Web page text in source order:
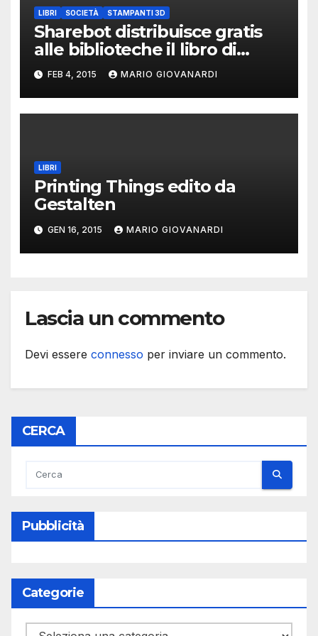
LIBRI SOCIETÀ STAMPANTI 3D
Sharebot distribuisce gratis
alle biblioteche il libro di
Paolo Aliverti : Stampa 3d.
Stazione futuro.
FEB 4, 2015 MARIO GIOVANARDI
LIBRI
Printing Things edito da
Gestalten
GEN 16, 2015 MARIO GIOVANARDI
Lascia un commento
Devi essere connesso per inviare un commento.
CERCA
Pubblicità
Categorie
Categorie